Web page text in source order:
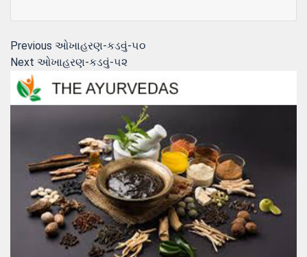
Post
navigation
Previous Previous
post:
ઓખાહરણ-કડવું-૫૦
Next Next
ઓખાહરણ-કડવું-૫૨